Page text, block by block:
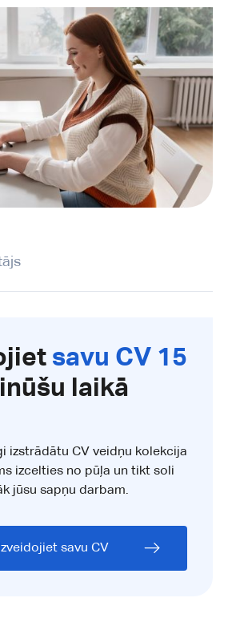
savu CV 15
laikā
izstrādātu CV veidņu kolekcija
izcelties no pūļa un tikt soli
jūsu sapņu darbam.
Izveidojiet savu CV